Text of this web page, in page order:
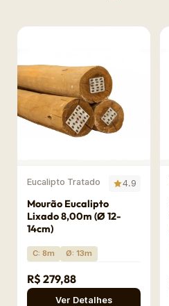
Eucalipto Tratado 4.9
Mourão Eucalipto
Lixado 8,00m (Ø 12-
14cm)
C: 8m Ø: 13m
R$ 279,88
Ver Detalhes